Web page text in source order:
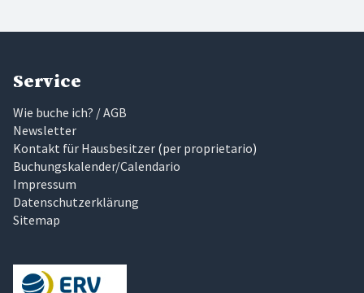
Service
Wie buche ich? / AGB
Newsletter
Kontakt für Hausbesitzer (per proprietario)
Buchungskalender/Calendario
Impressum
Datenschutzerklärung
Sitemap